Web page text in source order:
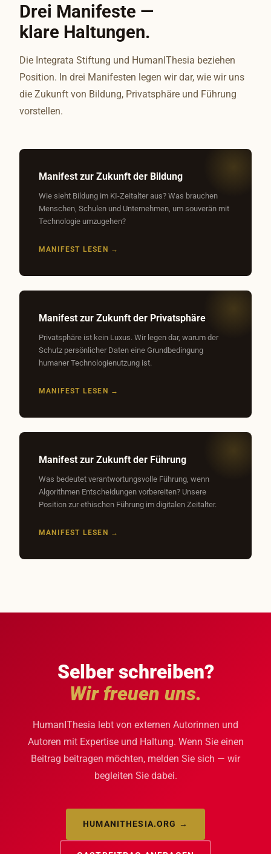
Drei Manifeste —
klare Haltungen.
Die Integrata Stiftung und HumanIThesia beziehen
Position. In drei Manifesten legen wir dar, wie wir uns
die Zukunft von Bildung, Privatsphäre und Führung
vorstellen.
Manifest zur Zukunft der Bildung
Wie sieht Bildung im KI-Zeitalter aus? Was brauchen
Menschen, Schulen und Unternehmen, um souverän mit
Technologie umzugehen?
MANIFEST LESEN →
Manifest zur Zukunft der Privatsphäre
Privatsphäre ist kein Luxus. Wir legen dar, warum der
Schutz persönlicher Daten eine Grundbedingung
humaner Technologienutzung ist.
MANIFEST LESEN →
Manifest zur Zukunft der Führung
Was bedeutet verantwortungsvolle Führung, wenn
Algorithmen Entscheidungen vorbereiten? Unsere
Position zur ethischen Führung im digitalen Zeitalter.
MANIFEST LESEN →
Selber schreiben?
Wir freuen uns.
HumanIThesia lebt von externen Autorinnen und
Autoren mit Expertise und Haltung. Wenn Sie einen
Beitrag beitragen möchten, melden Sie sich — wir
begleiten Sie dabei.
HUMANITHESIA.ORG →